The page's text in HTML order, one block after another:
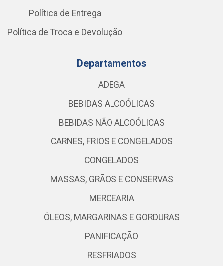
Política de Entrega
Política de Troca e Devolução
Departamentos
ADEGA
BEBIDAS ALCOÓLICAS
BEBIDAS NÃO ALCOÓLICAS
CARNES, FRIOS E CONGELADOS
CONGELADOS
MASSAS, GRÃOS E CONSERVAS
MERCEARIA
ÓLEOS, MARGARINAS E GORDURAS
PANIFICAÇÃO
RESFRIADOS